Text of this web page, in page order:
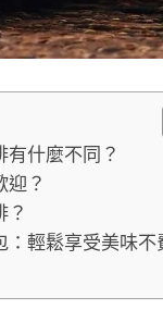
什麼不同？
迎？
？
：輕鬆享受美味不